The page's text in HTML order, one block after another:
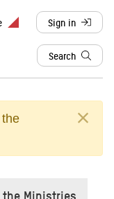
Sign in
, redirects to
Search
Ministries